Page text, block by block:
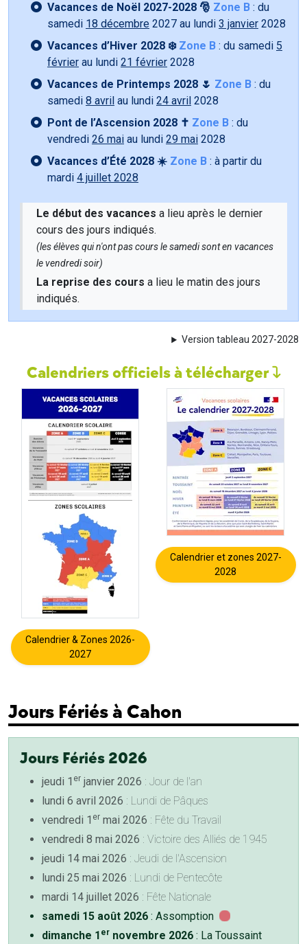
Vacances de Noël 2027-2028 🎅 Zone B : du
samedi 18 décembre 2027 au lundi 3 janvier 2028
Vacances d’Hiver 2028 ❄️ Zone B : du samedi 5
février au lundi 21 février 2028
Vacances de Printemps 2028 🌷 Zone B : du
samedi 8 avril au lundi 24 avril 2028
Pont de l’Ascension 2028 ✝️ Zone B : du
vendredi 26 mai au lundi 29 mai 2028
Vacances d’Été 2028 ☀️ Zone B : à partir du
mardi 4 juillet 2028
Le début des vacances a lieu après le dernier
cours des jours indiqués.
(les élèves qui n'ont pas cours le samedi sont en vacances
le vendredi soir)
La reprise des cours a lieu le matin des jours
indiqués.
Version tableau 2027-2028
Calendriers officiels à télécharger
Calendrier & Zones 2026-
2027
Calendrier et zones 2027-
2028
Jours Fériés à Cahon
Jours Fériés 2026
jeudi 1 er janvier 2026 : Jour de l'an
lundi 6 avril 2026 : Lundi de Pâques
vendredi 1 er mai 2026 : Fête du Travail
vendredi 8 mai 2026 : Victoire des Alliés de 1945
jeudi 14 mai 2026 : Jeudi de l'Ascension
lundi 25 mai 2026 : Lundi de Pentecôte
mardi 14 juillet 2026 : Fête Nationale
samedi 15 août 2026 : Assomption
dimanche 1 er novembre 2026 : La Toussaint